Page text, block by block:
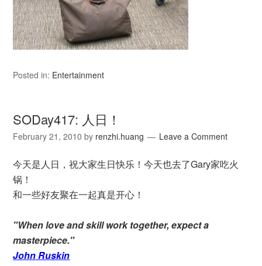
Posted in: Entertainment
SODay417: 人日！
February 21, 2010 by renzhi.huang Leave a Comment
今天是人日，祝大家生日快乐！今天也去了Gary家吃火
锅！
和一些好友聚在一起真是开心！
"When love and skill work together, expect a
masterpiece."
John Ruskin